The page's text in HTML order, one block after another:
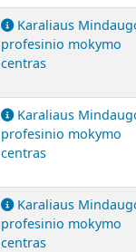
Karaliaus
profesinio mokymo
centras
Karaliaus
profesinio mokymo
centras
Karaliaus
profesinio mokymo
centras